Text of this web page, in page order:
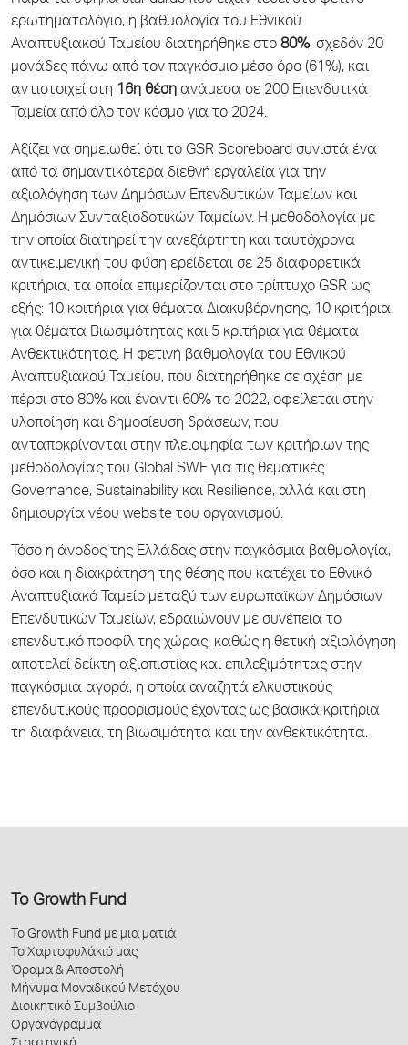
ερωτηματολόγιο, η βαθμολογία του Εθνικού
Αναπτυξιακού Ταμείου διατηρήθηκε στο 80%, σχεδόν 20
μονάδες πάνω από τον παγκόσμιο μέσο όρο (61%), και
αντιστοιχεί στη
16η θέση ανάμεσα σε 200 Επενδυτικά
Ταμεία από όλο τον κόσμο για το 2024.
Αξίζει να σημειωθεί ότι το GSR Scoreboard συνιστά ένα
από τα σημαντικότερα διεθνή εργαλεία για την
αξιολόγηση των Δημόσιων Επενδυτικών Ταμείων και
Δημόσιων Συνταξιοδοτικών Ταμείων. Η μεθοδολογία με
την οποία διατηρεί την ανεξάρτητη και ταυτόχρονα
αντικειμενική του φύση ερείδεται σε 25 διαφορετικά
κριτήρια, τα οποία επιμερίζονται στο τρίπτυχο GSR ως
εξής: 10 κριτήρια για θέματα Διακυβέρνησης, 10 κριτήρια
για θέματα Βιωσιμότητας και 5 κριτήρια για θέματα
Ανθεκτικότητας. Η φετινή βαθμολογία του Εθνικού
Αναπτυξιακού Ταμείου, που διατηρήθηκε σε σχέση με
πέρσι στο 80% και έναντι 60% το 2022, οφείλεται στην
υλοποίηση και δημοσίευση δράσεων, που
ανταποκρίνονται στην πλειοψηφία των κριτήριων της
μεθοδολογίας του Global SWF για τις θεματικές
Governance, Sustainability και Resilience, αλλά και στη
δημιουργία νέου website του οργανισμού.
Τόσο η άνοδος της Ελλάδας στην παγκόσμια βαθμολογία,
όσο και η διακράτηση της θέσης που κατέχει το Εθνικό
Αναπτυξιακό Ταμείο μεταξύ των ευρωπαϊκών Δημόσιων
Επενδυτικών Ταμείων, εδραιώνουν με συνέπεια το
επενδυτικό προφίλ της χώρας, καθώς η θετική αξιολόγηση
αποτελεί δείκτη αξιοπιστίας και επιλεξιμότητας στην
παγκόσμια αγορά, η οποία αναζητά ελκυστικούς
επενδυτικούς προορισμούς έχοντας ως βασικά κριτήρια
τη διαφάνεια, τη βιωσιμότητα και την ανθεκτικότητα.
Το Growth Fund
Το Growth Fund με μια ματιά
Το Χαρτοφυλάκιό μας
Όραμα & Αποστολή
Μήνυμα Μοναδικού Μετόχου
Διοικητικό Συμβούλιο
Οργανόγραμμα